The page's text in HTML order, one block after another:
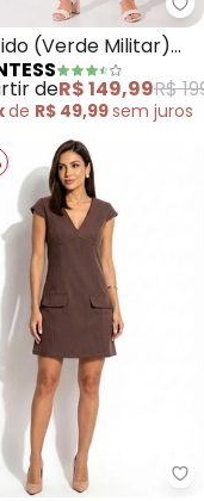
(Poá
(Verde Militar)
Plana
deR$ 149,99R$
de R$ 49,99sem juros
(Paisley